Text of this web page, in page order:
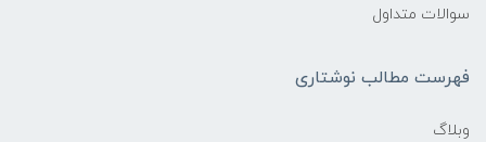
سوالات متداول
فهرست مطالب نوشتاری
وبلاگ